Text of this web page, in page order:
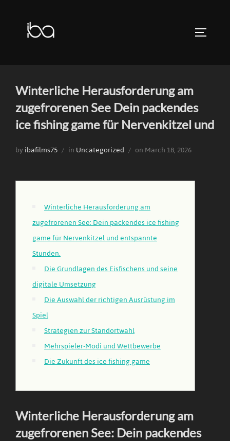
TOGGLE
Winterliche Herausforderung am
zugefrorenen See Dein packendes
ice fishing game für Nervenkitzel und
byibafilms75 inUncategorized onPosted
March 18, 2026
Winterliche Herausforderung am
zugefrorenen See: Dein packendes ice fishing
game für Nervenkitzel und entspannte
Stunden.
Die Grundlagen des Eisfischens und seine
digitale Umsetzung
Die Auswahl der richtigen Ausrüstung im
Spiel
Strategien zur Standortwahl
Mehrspieler-Modi und Wettbewerbe
Die Zukunft des ice fishing game
Winterliche Herausforderung am
zugefrorenen See: Dein packendes